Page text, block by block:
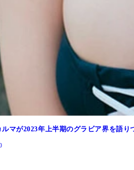
真集『...まだかな？』山田かな（撮影
真集『...まだかな？』山田かな（撮
マが2023年上半期のグラビア界を語り